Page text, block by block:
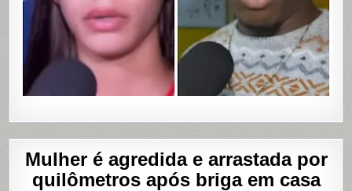
DE
VÍDEOS
ÍNTIMOS
EM
BAHIA
Mulher é agredida e arrastada por
quilômetros após briga em casa